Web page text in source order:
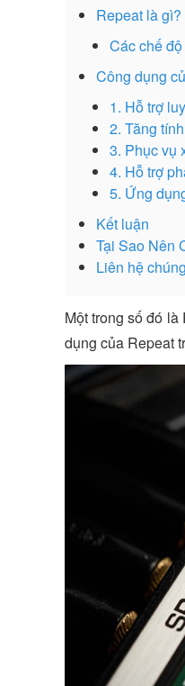
Repeat là gì?
Các chế
Công dụng
1. Hỗ trợ
2. Tăng
3. Phục vụ
4. Hỗ trợ
5. Ứng
Kết luận
Tại Sao Nên
Liên hệ
Một trong số đó
dụng của Repeat